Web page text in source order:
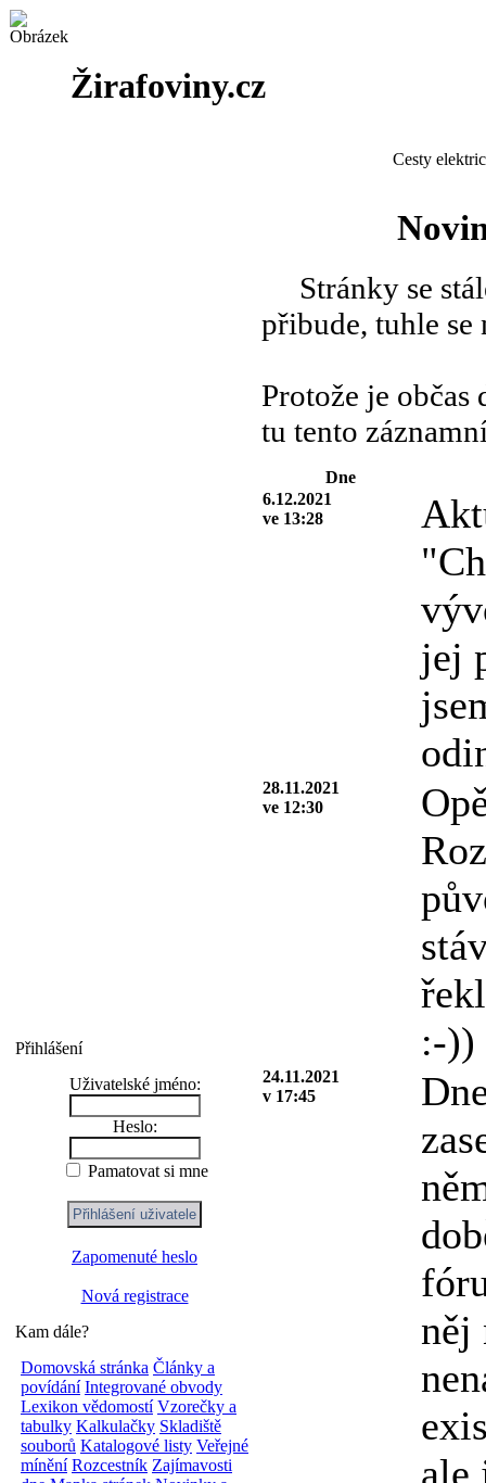
Žirafoviny.cz
Cesty
Přihlášení
Uživatelské jméno:
Heslo:
Pamatovat si mne
Zapomenuté heslo
Nová registrace
Kam dále?
Domovská stránka Články a
povídání Integrované obvody
Lexikon vědomostí Vzorečky a
tabulky Kalkulačky Skladiště
souborů Katalogové listy Veřejné
mínění Rozcestník Zajímavosti
Stránky se
přibude, tuhle se
Protože je občas
tu tento
Dne
6.12.2021
ve 13:28
jej
28.11.2021
ve 12:30
:-))
24.11.2021
v 17:45
něj
ale